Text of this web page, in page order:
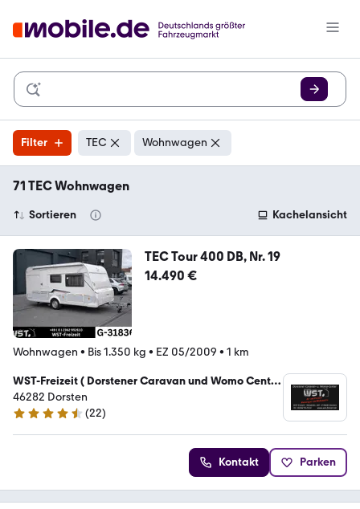
Filter TEC Wohnwagen
71 TEC Wohnwagen
Sortieren Kachelansicht
TEC Tour 400 DB, Nr. 19
14.490 €
Wohnwagen • Bis 1.350 kg • EZ 05/2009 • 1 km
WST-Freizeit ( Dorstener Caravan und Womo Center
)
46282 Dorsten
4.7 Sterne
(22)
Kontakt Parken